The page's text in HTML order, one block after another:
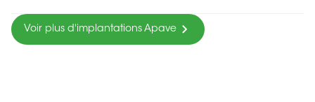
Voir plus d'implantations Apave